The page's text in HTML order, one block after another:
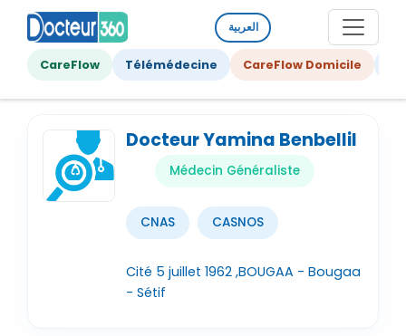
العربية
CareFlow Télémédecine CareFlow Domicile
Docteur Yamina Benbellil
Médecin Généraliste
CNAS CASNOS
Cité 5 juillet 1962 ,BOUGAA - Bougaa
- Sétif